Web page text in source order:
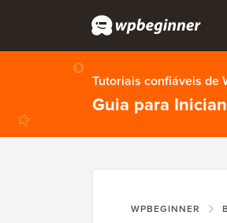
Tutoriais confiáveis de
Guia para
WPBEGINNER